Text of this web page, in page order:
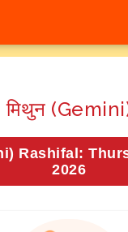
मिथुन
Rashifal:
2026